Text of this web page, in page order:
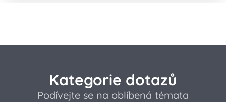
Kategorie dotazů
Podívejte se na oblíbená témata